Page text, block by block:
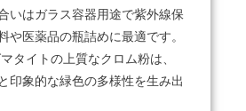
いはガラス容器用途で紫外線保
や医薬品の瓶詰めに最適です。
タイトの上質なクロム粉は、
印象的な緑色の多様性を生み出